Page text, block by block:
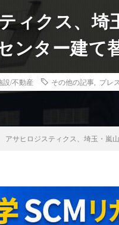
ィクス、埼
ンター建て
設/不動産 その他の記事 プレ
アサヒロジスティクス、埼玉・嵐